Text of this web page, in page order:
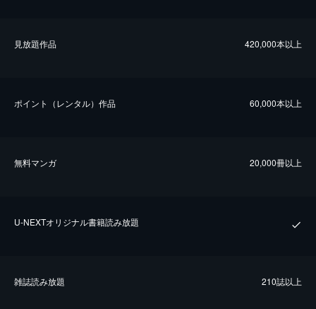
⾒放題作品 420,000本以上
ポイント（レンタル）作品 60,000本以上
無料マンガ 20,000冊以上
U-NEXTオリジナル書籍読み放題
雑誌読み放題 210誌以上